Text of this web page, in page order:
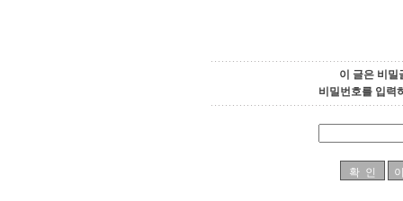
이 글은 비밀
비밀번호를 입력